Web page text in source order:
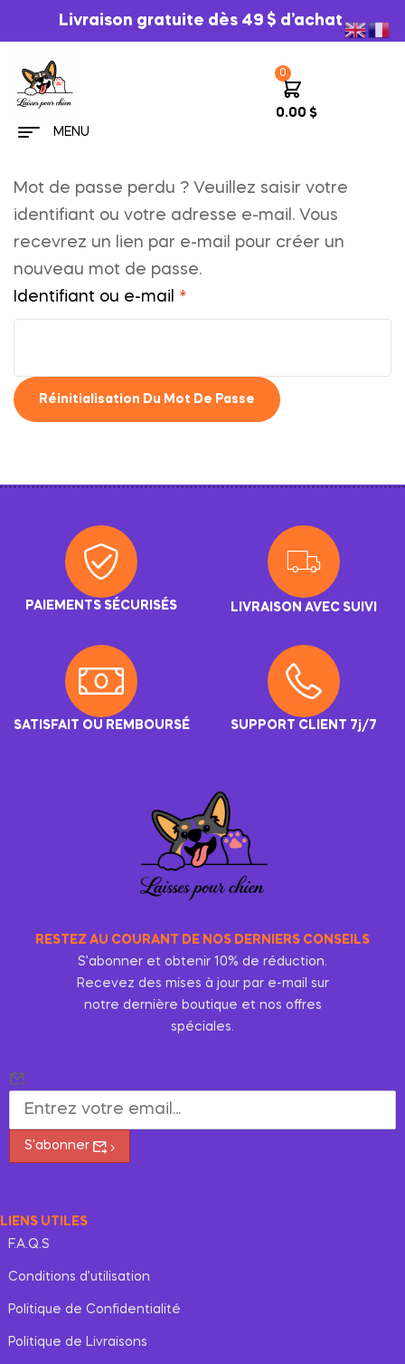
Livraison gratuite dès 49 $ d’achat
MENU
0
0.00$
Mot de passe perdu ? Veuillez saisir votre
identifiant ou votre adresse e-mail. Vous
recevrez un lien par e-mail pour créer un
nouveau mot de passe.
Identifiant ou e-mail *
Réinitialisation Du Mot De Passe
t
:
PAIEMENTS SÉCURISÉS LIVRAISON AVEC SUIVI
SATISFAIT OU REMBOURSÉ SUPPORT CLIENT 7j/7
RESTEZ AU COURANT DE NOS DERNIERS CONSEILS
S’abonner et obtenir 10% de réduction.
Recevez des mises à jour par e-mail sur
notre dernière boutique et nos offres
spéciales.
S'abonner
LIENS UTILES
F.A.Q.S
Conditions d’utilisation
Politique de Confidentialité
Politique de Livraisons